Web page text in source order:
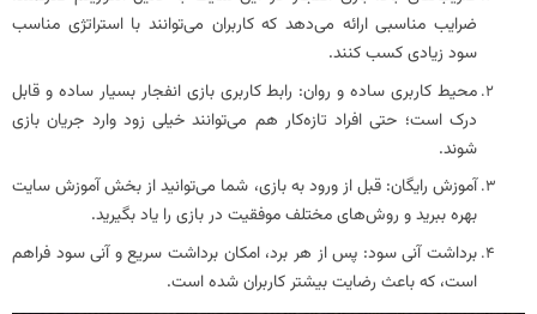
ضرایب مناسبی ارائه می‌دهد که کاربران می‌توانند با استراتژی مناسب
سود زیادی کسب کنند.
محیط کاربری ساده و روان: رابط کاربری بازی انفجار بسیار ساده و قابل
درک است؛ حتی افراد تازه‌کار هم می‌توانند خیلی زود وارد جریان بازی
شوند.
آموزش رایگان: قبل از ورود به بازی، شما می‌توانید از بخش آموزش سایت
بهره ببرید و روش‌های مختلف موفقیت در بازی را یاد بگیرید.
برداشت آنی سود: پس از هر برد، امکان برداشت سریع و آنی سود فراهم
است، که باعث رضایت بیشتر کاربران شده است.